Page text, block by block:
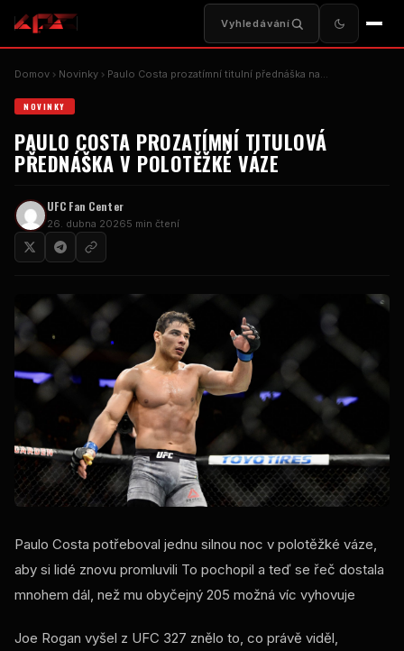
Vyhledávání
Domov Novinky Paulo Costa prozatímní titulní přednáška na...
NOVINKY
PAULO COSTA PROZATÍMNÍ TITULOVÁ
PŘEDNÁŠKA V POLOTĚŽKÉ VÁZE
UFCFan Center
26. dubna 20265 min čtení
Paulo Costa potřeboval jednu silnou noc v polotěžké váze,
aby si lidé znovu promluvili To pochopil a teď se řeč dostala
mnohem dál, než mu obyčejný 205 možná víc vyhovuje
Joe Rogan vyšel z UFC 327 znělo to, co právě viděl,